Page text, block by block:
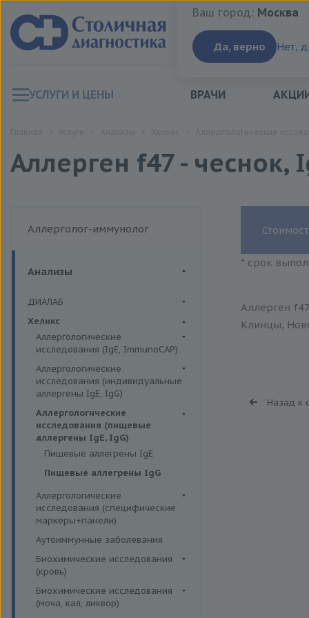
Ваш город:Москва
Ваш город: Москва
Да, верно Нет,
УСЛУГИ И ЦЕНЫ ВРАЧИ
Аллерген f47 - чеснок,
Аллерголог-иммунолог
Анализы
ДИАЛАБ
Биохимия крови
Хеликс
Аллергологические
исследования (IgE, ImmunoCAP)
Аллергены животных
Аллергены пыльцы
Бытовые аллергены
Пищевые аллегрены
Аллергологические
исследования (индивидуальные
аллергены IgE, IgG)
Аллергены гельминтов IgE
Аллергены деревьев IgE, IgG
Аллергены животных IgE, IgG
Аллергены металлов IgE
Аллергены трав IgE
Бытовые аллергены IgE, IgG
Инсектные аллергены IgE
Лекарственные аллергены IgE,
IgG
Прочие аллергены IgE, IgG
Аллергологические
исследования (пищевые
аллергены IgE, IgG)
Пищевые аллегрены IgE
Пищевые аллегрены IgG
Аллергологические
исследования (специфические
маркеры+панели)
Неспецифические маркеры
аллергических реакций
Определение специфических
иммуноглобулинов класса G
Определение специфических
иммуноглобулинов класса Е
Аутоиммунные заболевания
Биохимические исследования
(кровь)
Витамины
Жирные кислоты,
Биохимические исследования
(моча, кал, ликвор)
* срок
Аллерген
Клинцы,
Назад к